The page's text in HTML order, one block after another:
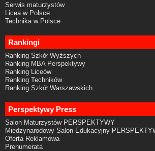
Serwis maturzystów
Licea w Polsce
Technika w Polsce
Rankingi
Ranking Szkół Wyższych
Ranking MBA Perspektywy
Ranking Liceów
Ranking Techników
Ranking Szkół Warszawskich
Perspektywy Press
Salon Maturzystów PERSPEKTYWY
Międzynarodowy Salon Edukacyjny
Oferta Reklamowa
Prenumerata